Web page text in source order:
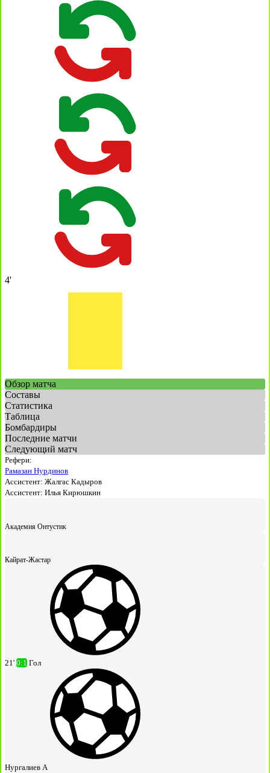
4'
Обзор матча
Составы
Статистика
Таблица
Бомбардиры
Последние матчи
Следующий матч
Рефери:
Рамазан Нурдинов
Ассистент: Жалгас Кадыров
Ассистент: Илья Кирюшкин
Академия Онтустик
Кайрат-Жастар
21' 0:1 Гол
Нургалиев А